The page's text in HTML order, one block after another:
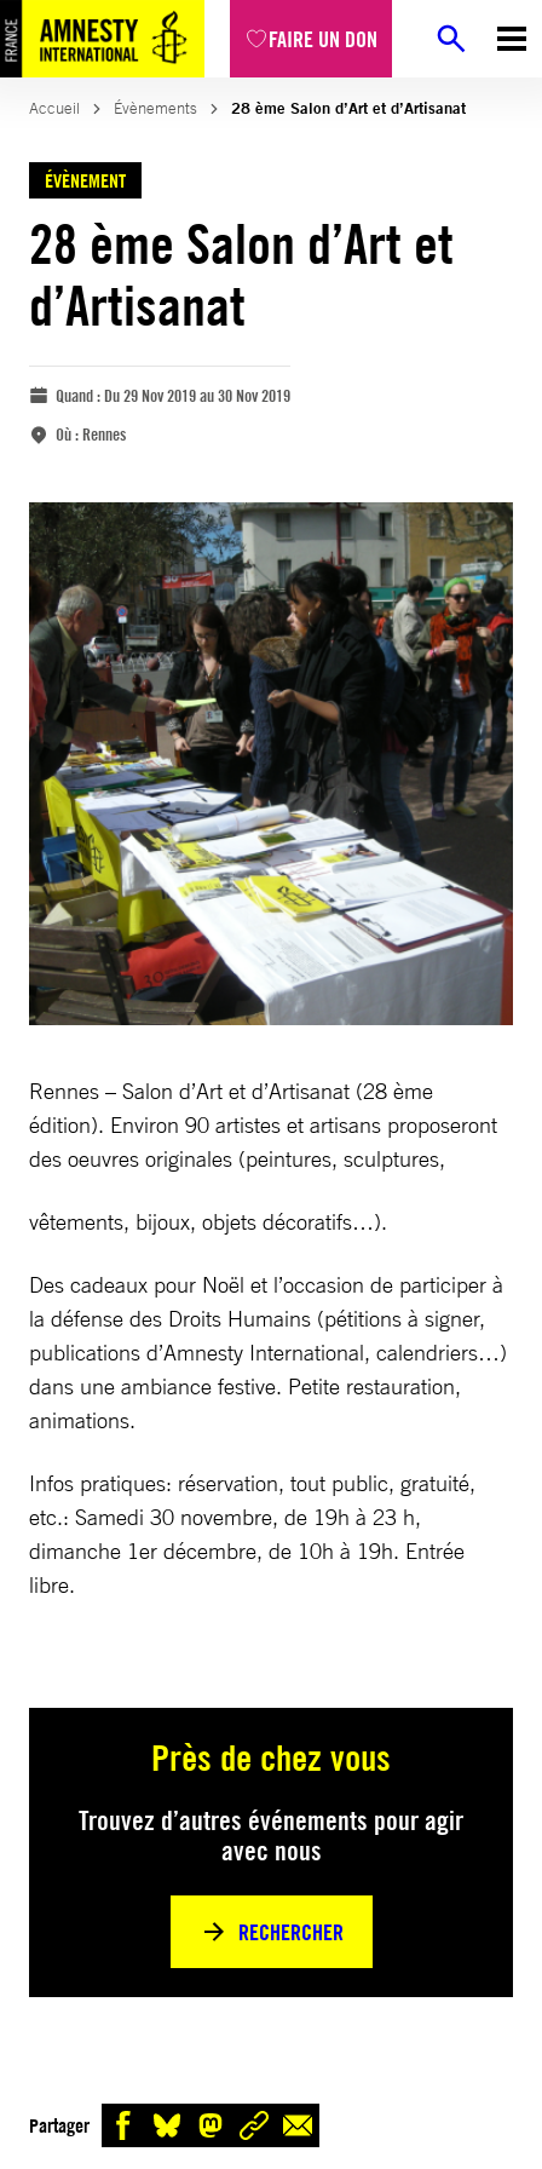
FAIRE UN DON
Accueil Évènements 28 ème Salon d’Art et d’Artisanat
ÉVÈNEMENT
28 ème Salon d’Art et
d’Artisanat
Quand :Du 29 Nov 2019 au 30 Nov 2019
Où :Rennes
Rennes – Salon d’Art et d’Artisanat (28 ème
édition). Environ 90 artistes et artisans proposeront
des oeuvres originales (peintures, sculptures,
vêtements, bijoux, objets décoratifs…).
Des cadeaux pour Noël et l’occasion de participer à
la défense des Droits Humains (pétitions à signer,
publications d’Amnesty International, calendriers…)
dans une ambiance festive. Petite restauration,
animations.
Infos pratiques: réservation, tout public, gratuité,
etc.: Samedi 30 novembre, de 19h à 23 h,
dimanche 1er décembre, de 10h à 19h. Entrée
libre.
Près de chez vous
Trouvez d’autres événements pour agir
avec nous
RECHERCHER
Partager